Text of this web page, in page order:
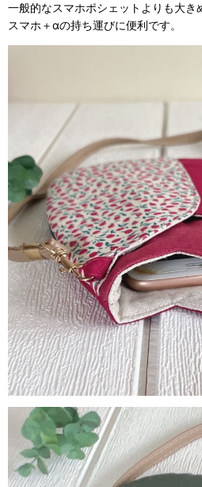
一般的なスマホポシェットよりも大き
スマホ＋αの持ち運びに便利です。